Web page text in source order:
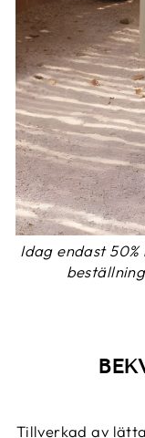
Idag endast
Tillverkad av